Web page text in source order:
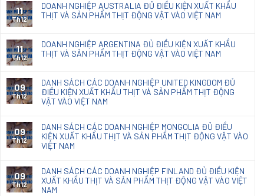
Kraft
nhập
về
kết
loại
chế
nấm
mốc
11
Th12
DOANH NGHIỆP AUSTRALIA ĐỦ ĐIỀU KIỆN XUẤT KHẨU
THỊT VÀ SẢN PHẨM THỊT ĐỘNG VẬT VÀO VIỆT NAM
11
Th12
DOANH NGHIỆP ARGENTINA ĐỦ ĐIỀU KIỆN XUẤT KHẨU
THỊT VÀ SẢN PHẨM THỊT ĐỘNG VẬT VÀO VIỆT NAM
09
Th12
DANH SÁCH CÁC DOANH NGHIỆP UNITED KINGDOM ĐỦ
ĐIỀU KIỆN XUẤT KHẨU THỊT VÀ SẢN PHẨM THỊT ĐỘNG
VẬT VÀO VIỆT NAM
09
Th12
DANH SÁCH CÁC DOANH NGHIỆP MONGOLIA ĐỦ ĐIỀU
KIỆN XUẤT KHẨU THỊT VÀ SẢN PHẨM THỊT ĐỘNG VẬT VÀO
VIỆT NAM
09
Th12
DANH SÁCH CÁC DOANH NGHIỆP FINLAND ĐỦ ĐIỀU KIỆN
XUẤT KHẨU THỊT VÀ SẢN PHẨM THỊT ĐỘNG VẬT VÀO VIỆT
NAM